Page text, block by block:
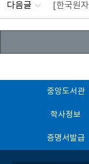
다음글 [한국원
중앙도서관
학사정보
증명서발급